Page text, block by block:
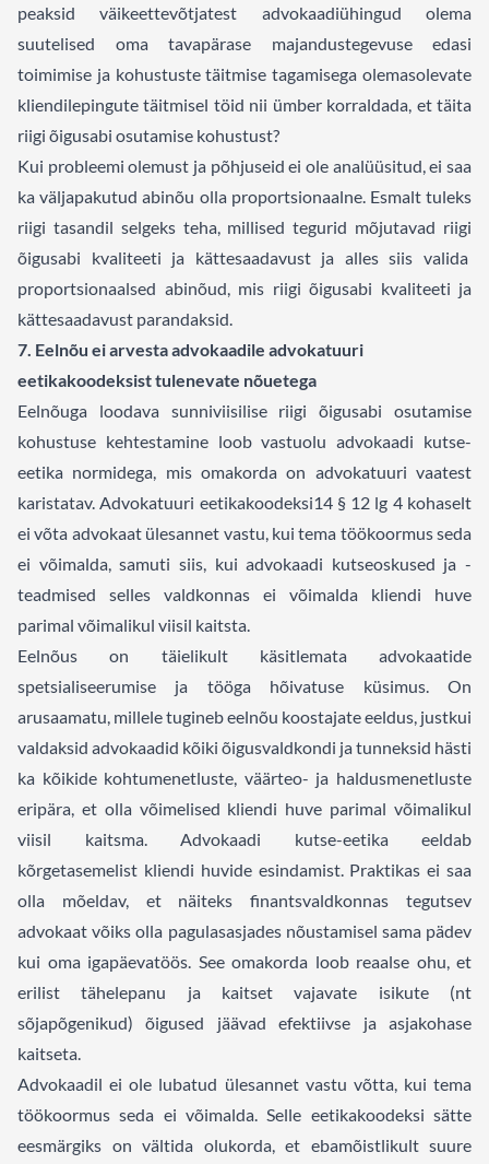
peaksid väikeettevõtjatest advokaadiühingud olema
suutelised oma tavapärase majandustegevuse edasi
toimimise ja kohustuste täitmise tagamisega olemasolevate
kliendilepingute täitmisel töid nii ümber korraldada, et täita
riigi õigusabi osutamise kohustust?
Kui probleemi olemust ja põhjuseid ei ole analüüsitud, ei saa
ka väljapakutud abinõu olla proportsionaalne. Esmalt tuleks
riigi tasandil selgeks teha, millised tegurid mõjutavad riigi
õigusabi kvaliteeti ja kättesaadavust ja alles siis valida
proportsionaalsed abinõud, mis riigi õigusabi kvaliteeti ja
kättesaadavust parandaksid.
7. Eelnõu ei arvesta advokaadile advokatuuri
eetikakoodeksist tulenevate nõuetega
Eelnõuga loodava sunniviisilise riigi õigusabi osutamise
kohustuse kehtestamine loob vastuolu advokaadi kutse-
eetika normidega, mis omakorda on advokatuuri vaatest
karistatav. Advokatuuri eetikakoodeksi14§ 12 lg 4 kohaselt
ei võta advokaat ülesannet vastu, kui tema töökoormus seda
ei võimalda, samuti siis, kui advokaadi kutseoskused ja -
teadmised selles valdkonnas ei võimalda kliendi huve
parimal võimalikul viisil kaitsta.
Eelnõus on täielikult käsitlemata advokaatide
spetsialiseerumise ja tööga hõivatuse küsimus. On
arusaamatu, millele tugineb eelnõu koostajate eeldus, justkui
valdaksid advokaadid kõiki õigusvaldkondi ja tunneksid hästi
ka kõikide kohtumenetluste, väärteo- ja haldusmenetluste
eripära, et olla võimelised kliendi huve parimal võimalikul
viisil kaitsma. Advokaadi kutse-eetika eeldab
kõrgetasemelist kliendi huvide esindamist. Praktikas ei saa
olla mõeldav, et näiteks finantsvaldkonnas tegutsev
advokaat võiks olla pagulasasjades nõustamisel sama pädev
kui oma igapäevatöös. See omakorda loob reaalse ohu, et
erilist tähelepanu ja kaitset vajavate isikute (nt
sõjapõgenikud) õigused jäävad efektiivse ja asjakohase
kaitseta.
Advokaadil ei ole lubatud ülesannet vastu võtta, kui tema
töökoormus seda ei võimalda. Selle eetikakoodeksi sätte
eesmärgiks on vältida olukorda, et ebamõistlikult suure